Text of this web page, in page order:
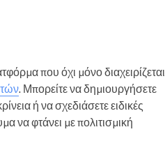
που όχι μόνο διαχειρίζεται
. Μπορείτε να δημιουργήσετε
ή να σχεδιάσετε ειδικές
να φτάνει με πολιτισμική